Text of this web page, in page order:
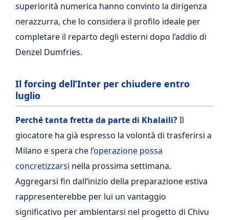
superiorità numerica hanno convinto la dirigenza
nerazzurra, che lo considera il profilo ideale per
completare il reparto degli esterni dopo l’addio di
Denzel Dumfries.
Il forcing dell’Inter per chiudere entro
luglio
Perché tanta fretta da parte di Khalaili?Il
giocatore ha già espresso la volontà di trasferirsi a
Milano e spera che l’operazione possa
concretizzarsi nella prossima settimana.
Aggregarsi fin dall’inizio della preparazione estiva
rappresenterebbe per lui un vantaggio
significativo per ambientarsi nel progetto di Chivu